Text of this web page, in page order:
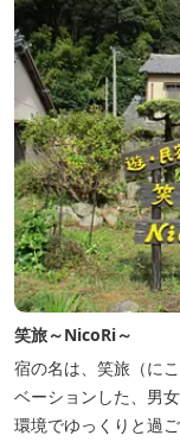
笑旅～NicoRi～
宿の名は、笑旅（に
ベーションした、男
環境でゆっくりと過